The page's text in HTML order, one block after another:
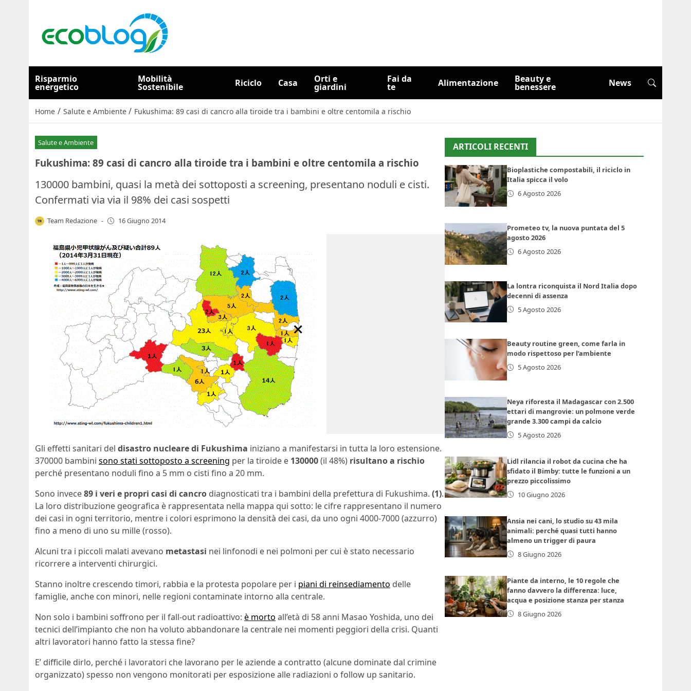
Risparmio
energetico
Mobilità
Sostenibile Riciclo Casa Orti e
giardini
Fai da
te Alimentazione Beauty e
benessere News
Home / Salute e Ambiente / Fukushima: 89 casi di cancro alla tiroide tra i bambini e oltre centomila a rischio
Salute e Ambiente
Fukushima: 89 casi di cancro alla tiroide tra i bambini e oltre centomila a rischio
130000 bambini, quasi la metà dei sottoposti a screening, presentano noduli e cisti.
Confermati via via il 98% dei casi sospetti
Team Redazione - 16 Giugno 2014
Gli effetti sanitari del disastro nucleare di Fukushima iniziano a manifestarsi in tutta la loro estensione.
370000 bambini sono stati sottoposto a screening per la tiroide e 130000(il 48%) risultano a rischio
perché presentano noduli fino a 5 mm o cisti fino a 20 mm.
Sono invece89 i veri e propri casi di cancro diagnosticati tra i bambini della prefettura di Fukushima. (1).
La loro distribuzione geografica è rappresentata nella mappa qui sotto: le cifre rappresentano il numero
dei casi in ogni territorio, mentre i colori esprimono la densità dei casi, da uno ogni 4000-7000 (azzurro)
fino a meno di uno su mille (rosso).
Alcuni tra i piccoli malati avevano metastasi nei linfonodi e nei polmoni per cui è stato necessario
ricorrere a interventi chirurgici.
Stanno inoltre crescendo timori, rabbia e la protesta popolare per i piani di reinsediamento delle
famiglie, anche con minori, nelle regioni contaminate intorno alla centrale.
Non solo i bambini soffrono per il fall-out radioattivo: è morto all’età di 58 anni Masao Yoshida, uno dei
tecnici dell’impianto che non ha voluto abbandonare la centrale nei momenti peggiori della crisi. Quanti
altri lavoratori hanno fatto la stessa fine?
E’ difficile dirlo, perché i lavoratori che lavorano per le aziende a contratto (alcune dominate dal crimine
organizzato) spesso non vengono monitorati per esposizione alle radiazioni o follow up sanitario.
ARTICOLI RECENTI
Bioplastiche compostabili, il riciclo in
Italia spicca il volo
6 Agosto 2026
Prometeo tv, la nuova puntata del 5
agosto 2026
6 Agosto 2026
La lontra riconquista il Nord Italia dopo
decenni di assenza
5 Agosto 2026
Beauty routine green, come farla in
modo rispettoso per l’ambiente
5 Agosto 2026
Neya riforesta il Madagascar con 2.500
ettari di mangrovie: un polmone verde
grande 3.300 campi da calcio
5 Agosto 2026
Lidl rilancia il robot da cucina che ha
sfidato il Bimby: tutte le funzioni a un
prezzo piccolissimo
10 Giugno 2026
Ansia nei cani, lo studio su 43 mila
animali: perché quasi tutti hanno
almeno un trigger di paura
8 Giugno 2026
Piante da interno, le 10 regole che
fanno davvero la differenza: luce,
acqua e posizione stanza per stanza
8 Giugno 2026